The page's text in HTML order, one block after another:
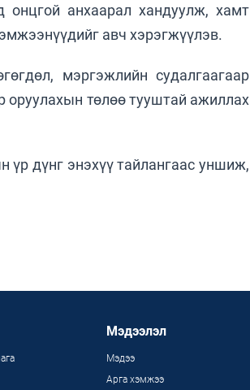
онцгой анхаарал хандуулж, хамт
авч хэрэгжүүлэв.
мэргэжлийн судалгаагаар
оруулахын төлөө тууштай ажиллах
үр дүнг энэхүү тайлангаас уншиж,
Мэдээлэл
Мэдээ
Арга хэмжээ